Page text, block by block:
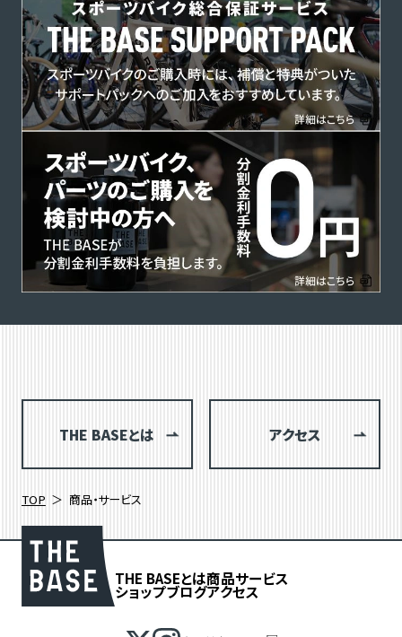
THE BASEとは アクセス
TOP 商品・サービス
THE BASEとは商品サービス
ショップブログアクセス